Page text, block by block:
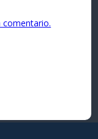
comentario.